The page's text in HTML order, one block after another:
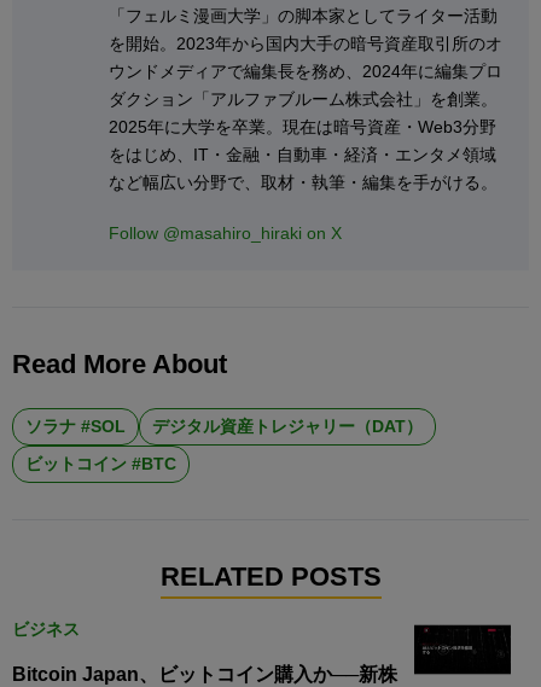
「フェルミ漫画大学」の脚本家としてライター活動
を開始。2023年から国内大手の暗号資産取引所のオ
ウンドメディアで編集長を務め、2024年に編集プロ
ダクション「アルファブルーム株式会社」を創業。
2025年に大学を卒業。現在は暗号資産・Web3分野
をはじめ、IT・金融・自動車・経済・エンタメ領域
など幅広い分野で、取材・執筆・編集を手がける。
Follow @masahiro_hiraki on X
Read More About
ソラナ #SOL
デジタル資産トレジャリー（DAT）
ビットコイン #BTC
RELATED POSTS
ビジネス
Bitcoin Japan、ビットコイン購入か──新株